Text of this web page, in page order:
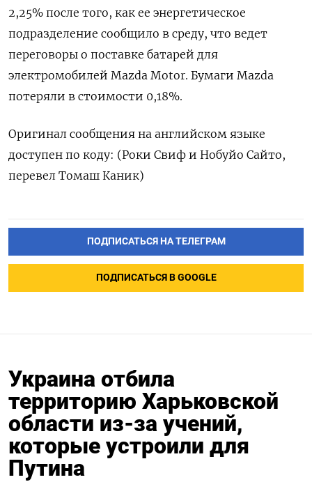
2,25% после того, как ее энергетическое
подразделение сообщило в среду, что ведет
переговоры о поставке батарей для
электромобилей Mazda Motor. Бумаги Mazda
потеряли в стоимости 0,18%.
Оригинал сообщения на английском языке
доступен по коду: (Роки Свиф и Нобуйо Сайто,
перевел Томаш Каник)
ПОДПИСАТЬСЯ НА ТЕЛЕГРАМ
ПОДПИСАТЬСЯ В GOOGLE
Украина отбила
территорию Харьковской
области из-за учений,
которые устроили для
Путина